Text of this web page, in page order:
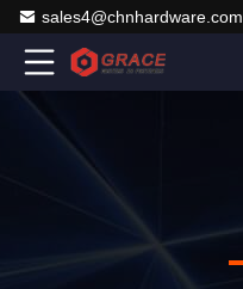
sales4@chnhardware.com